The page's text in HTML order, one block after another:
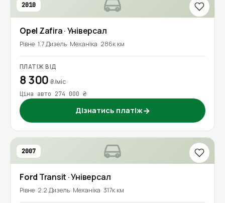
2010
Opel Zafira· Універсал
Рівне 1.7 Дизель Механіка 286к км
ПЛАТІЖ ВІД
8 300₴/міс
Ціна авто 274 000 ₴
Дізнатись платіж→
2007
Ford Transit · Універсал
Рівне 2.2 Дизель Механіка 317к км